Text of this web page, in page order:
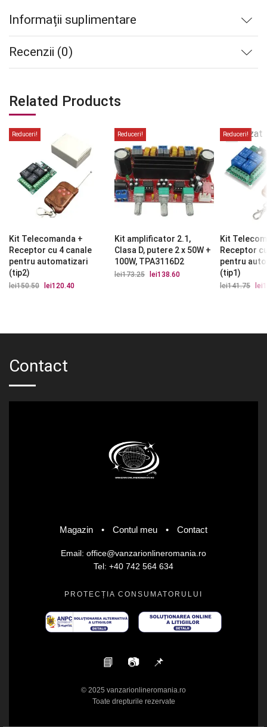
Informații suplimentare
Recenzii (0)
Related Products
Reduceri!
Kit Telecomanda +
Receptor cu 4 canale
pentru automatizari
(tip2)
lei150.50
Prețul
lei120.40
Reduceri!
Kit amplificator 2.1,
Clasa D, putere 2 x 50W +
100W, TPA3116D2
lei173.25
Prețul
lei138.60
Reduceri!
epuizat
Kit
Receptor
pentru
(tip1)
lei141.75 lei
Contact
Magazin • Contul meu • Contact
Email: office@vanzarionlineromania.ro
Tel: +40 742 564 634
PROTECȚIA CONSUMATORULUI
📘 📷 📌
© 2025 vanzarionlineromania.ro
Toate drepturile rezervate